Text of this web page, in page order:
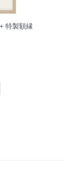
特製額縁